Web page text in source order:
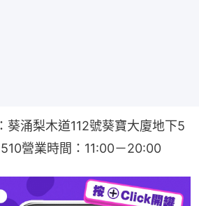
葵涌梨木道112號葵寶大廈地下5
營業時間：11:00－20:00